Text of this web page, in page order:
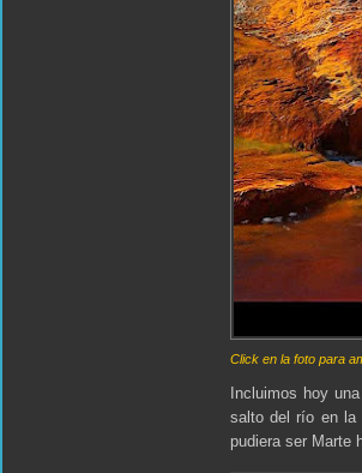
Click en la foto para
Incluimos hoy
salto del río en la
pudiera ser Marte